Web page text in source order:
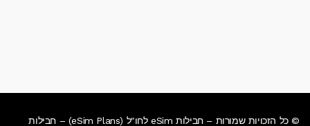
© כל הזכויות שמורות – חבילות eSim לחו"ל (eSim Plans) – חבילות